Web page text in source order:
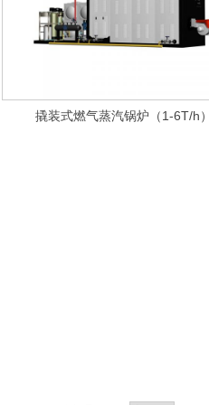
撬装式燃气蒸汽锅炉（1-6T/h）